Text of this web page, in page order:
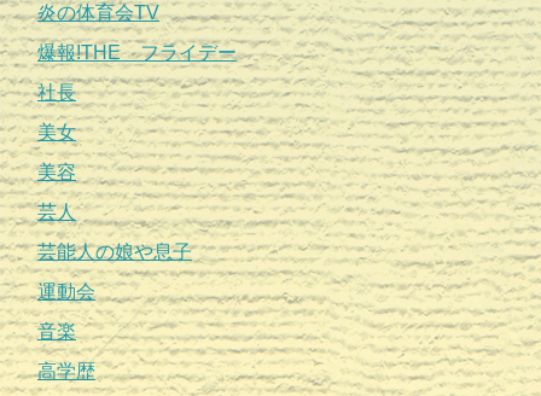
炎の体育会TV
爆報!THE フライデー
社長
美女
美容
芸人
芸能人の娘や息子
運動会
音楽
高学歴